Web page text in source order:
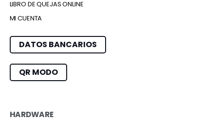
LIBRO DE QUEJAS ONLINE
MI CUENTA
DATOS BANCARIOS
QR MODO
HARDWARE